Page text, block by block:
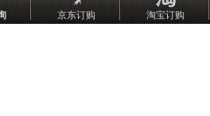
功”的秘诀并不是你有多努力，而是你是
沉睡巨人的重要性。潜意识巨人就像指引
京东订购 淘宝订购